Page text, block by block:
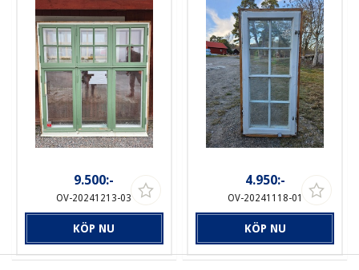
9.500:-
OV-20241213-03
KÖP NU
4.950:-
OV-20241118-01
KÖP NU